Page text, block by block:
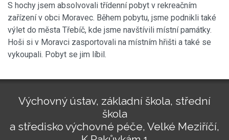
S hochy jsem absolvovali třídenní pobyt v rekreačním
zařízení v obci Moravec. Během pobytu, jsme podnikli také
výlet do města Třebíč, kde jsme navštívili místní památky.
Hoši si v Moravci zasportovali na místním hřišti a také se
vykoupali. Pobyt se jim líbil.
Výchovný ústav, základní škola, střední
škola
a středisko výchovné péče, Velké Meziříčí,